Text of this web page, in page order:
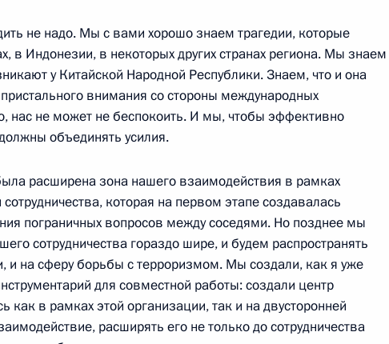
Московская область, Реутов
Украины Леонидом Кучмой
встрече с лидерами фракций
Думы
Москва, Кремль
не надо. Мы с вами хорошо знаем трагедии, которые
в Индонезии, в некоторых других странах региона. Мы знаем
у Китайской Народной Республики. Знаем, что и она
внимания со стороны международных
нас не может не беспокоить. И мы, чтобы эффективно
объединять усилия.
расширена зона нашего взаимодействия в рамках
которая на первом этапе создавалась
пограничных вопросов между соседями. Но позднее мы
сотрудничества гораздо шире, и будем распространять
и на сферу борьбы с терроризмом. Мы создали, как я уже
для совместной работы: создали центр
как в рамках этой организации, так и на двусторонней
расширять его не только до сотрудничества